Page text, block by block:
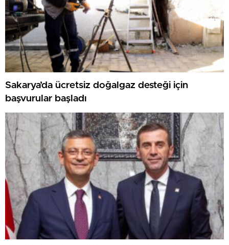
Sakarya’da ücretsiz doğalgaz desteği için
başvurular başladı